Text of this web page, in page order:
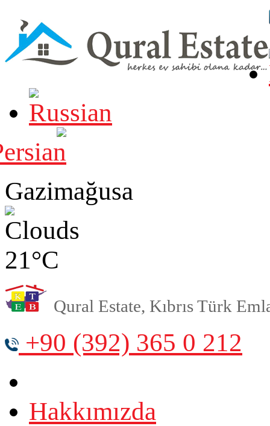
Gazimağusa
21°C
Qural Estate, Kıbrıs Türk
+90 (392) 365 0 212
Hakkımızda